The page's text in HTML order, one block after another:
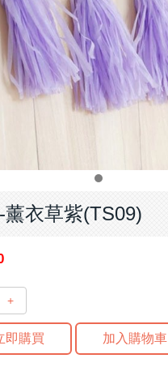
薰衣草紫(TS09)
+
即購買 加入購物車